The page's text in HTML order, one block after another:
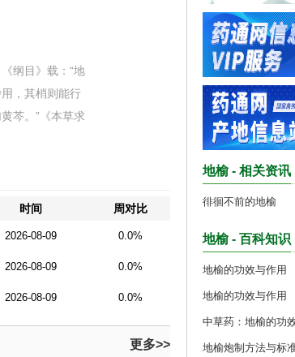
纲目》载：“地
，其梢则能行
芩。”《本草求
时间 周对比
2026-08-09 0.0%
2026-08-09 0.0%
2026-08-09 0.0%
更多>>
地榆 - 相关资讯
徘徊不前的地榆
地榆 - 百科知识
地榆的功效与作用
地榆的功效与作用
中草药：地榆的功
地榆炮制方法与标